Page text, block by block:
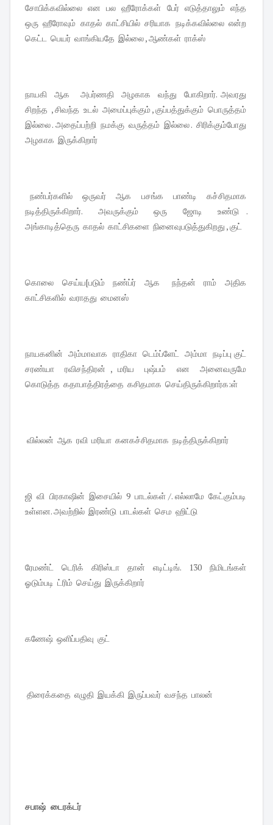
சோபிக்கவில்லை என பல ஹீரோக்கள் பேர் எடுத்தாலும் எந்த
ஒரு ஹீரோவும் காதல் காட்சியில் சரியாக நடிக்கவில்லை என்ற
கெட்ட பெயர் வாங்கியதே இல்லை , ஆண்கள் ராக்ஸ்
நாயகி ஆக அபர்ணதி அழகாக வந்து போகிறார். அவரது
சிறந்த , சிவந்த உடல் அமைப்புக்கும் , குப்பத்துக்கும் பொருத்தம்
இல்லை . அதைப்பற்றி நமக்கு வருத்தம் இல்லை . சிரிக்கும்போது
அழகாக இருக்கிறார்
நண்பர்களில் ஒருவர் ஆக பசங்க பாண்டி கச்சிதமாக
நடித்திருக்கிறார். அவருக்கும் ஒரு ஜோடி உண்டு .
அங்காடித்தெரு காதல் காட்சிகளை நினைவுபடுத்துகிறது , குட்
கொலை செய்ய[படும் நண்ப்ர் ஆக நந்தன் ராம் அதிக
காட்சிகளில் வராதது மைனஸ்
நாயகனின் அம்மாவாக ராதிகா டெம்ப்ளேட் அம்மா நடிப்பு குட்
சரண்யா ரவிசந்திரன் , மரிய புஷ்பம் என அனைவருமே
கொடுத்த கதாபாத்திரத்தை கசிதமாக செய்திருக்கிறார்க:ள்
வில்லன் ஆக ரவி மரியா கனகச்சிதமாக நடித்திருக்கிறார்
ஜி வி பிரகாஷின் இசையில் 9 பாடல்கள் /. எல்லாமே கேட்கும்படி
உள்ளன. அவற்றில் இரண்டு பாடல்கள் செம ஹிட்டு
ரேமண்ட் டெரிக் கிரிஸ்டா தான் எடிட்டிங். 130 நிமிடங்கள்
ஓடும்படி ட்ரிம் செய்து இருக்கிறார்
கணேஷ் ஒளிப்பதிவு குட்
திரைக்கதை எழுதி இயக்கி இருப்பவர் வசந்த பாலன்
சபாஷ் டைரக்டர்